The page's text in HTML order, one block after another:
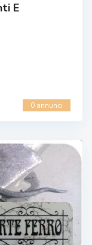
E
0 annunci